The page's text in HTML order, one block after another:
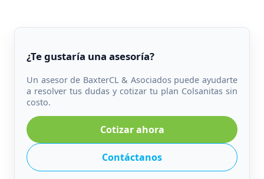
¿Te gustaría una asesoría?
Un asesor de BaxterCL & Asociados puede ayudarte
a resolver tus dudas y cotizar tu plan Colsanitas sin
costo.
Cotizar ahora
Contáctanos